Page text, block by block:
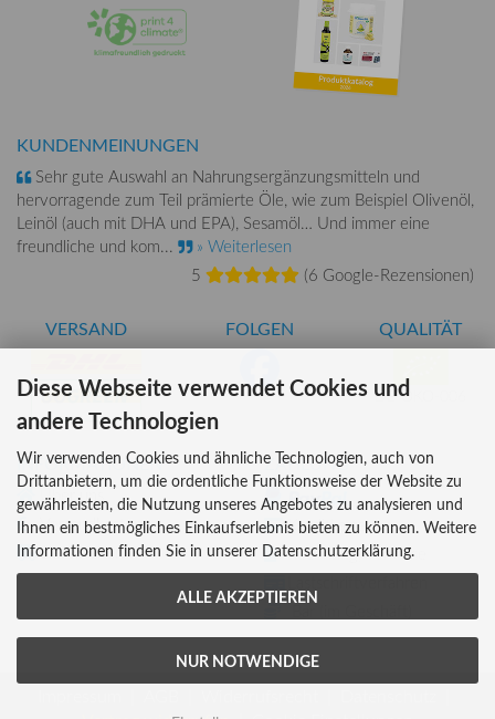
KUNDENMEINUNGEN
Sehr gute Auswahl an Nahrungsergänzungsmitteln und
hervorragende zum Teil prämierte Öle, wie zum Beispiel Olivenöl,
Leinöl (auch mit DHA und EPA), Sesamöl… Und immer eine
freundliche und kom...
» Weiterlesen
5
(6 Google-Rezensionen)
VERSAND FOLGEN QUALITÄT
DE-ÖKO-006
INFORMATIONEN
Über uns
Versandkosten
Lieferzeiten
ZAHLUNG
Kreditkarte
Rechnung, Vorkasse
Diese Webseite verwendet Cookies und
andere Technologien
Wir verwenden Cookies und ähnliche Technologien, auch von
Drittanbietern, um die ordentliche Funktionsweise der Website zu
gewährleisten, die Nutzung unseres Angebotes zu analysieren und
Ihnen ein bestmögliches Einkaufserlebnis bieten zu können. Weitere
Informationen finden Sie in unserer Datenschutzerklärung.
ALLE AKZEPTIEREN
NUR NOTWENDIGE